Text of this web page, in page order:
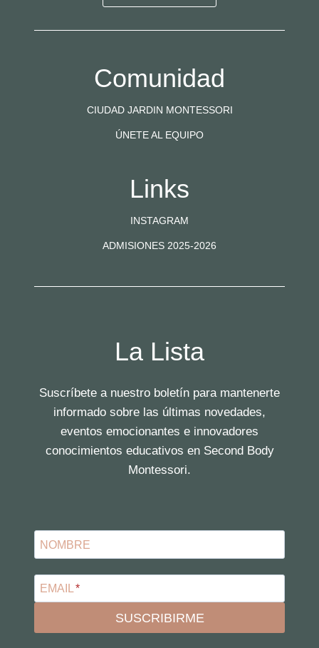
Comunidad
CIUDAD JARDIN MONTESSORI
ÚNETE AL EQUIPO
Links
INSTAGRAM
ADMISIONES 2025-2026
La Lista
Suscríbete a nuestro boletín para mantenerte
informado sobre las últimas novedades,
eventos emocionantes e innovadores
conocimientos educativos en Second Body
Montessori.
NOMBRE
EMAIL*
SUSCRIBIRME